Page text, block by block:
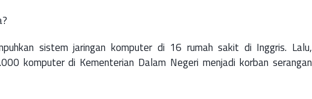
sistem jaringan komputer di 16 rumah sakit di Inggris. Lalu,
komputer di Kementerian Dalam Negeri menjadi korban serangan